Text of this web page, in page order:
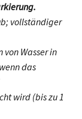
vollständiger
von Wasser in
das
wird (bis zu 1